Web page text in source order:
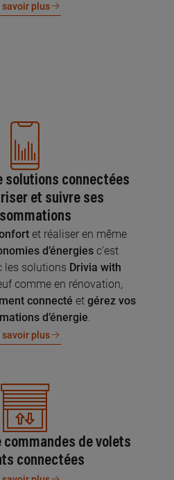
savoir plus
solutions connectées
et suivre ses
et réaliser en même
d’énergies c’est
les solutions Drivia with
comme en rénovation,
connecté et gérez vos
d’énergie.
savoir plus
de volets
connectées